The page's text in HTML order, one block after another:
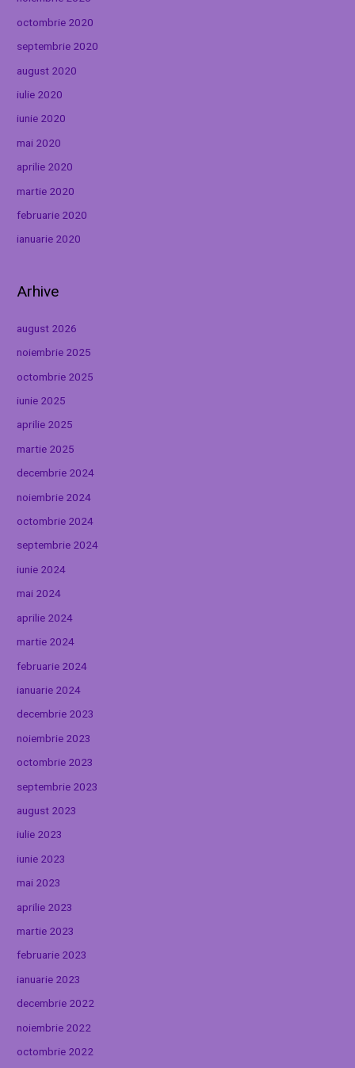
octombrie 2020
septembrie 2020
august 2020
iulie 2020
iunie 2020
mai 2020
aprilie 2020
martie 2020
februarie 2020
ianuarie 2020
Arhive
august 2026
noiembrie 2025
octombrie 2025
iunie 2025
aprilie 2025
martie 2025
decembrie 2024
noiembrie 2024
octombrie 2024
septembrie 2024
iunie 2024
mai 2024
aprilie 2024
martie 2024
februarie 2024
ianuarie 2024
decembrie 2023
noiembrie 2023
octombrie 2023
septembrie 2023
august 2023
iulie 2023
iunie 2023
mai 2023
aprilie 2023
martie 2023
februarie 2023
ianuarie 2023
decembrie 2022
noiembrie 2022
octombrie 2022